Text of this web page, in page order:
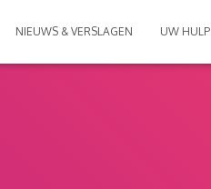
NIEUWS & VERSLAGEN UW HULP